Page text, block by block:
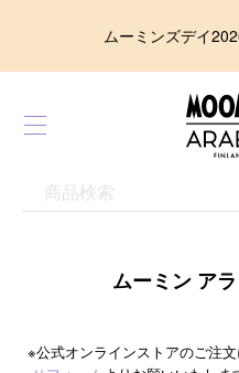
ムーミンズデイ
ムーミン ア
※公式オンラインストアのご注